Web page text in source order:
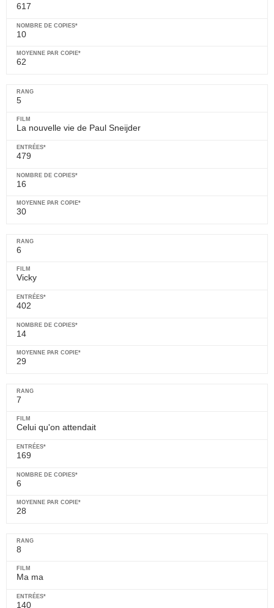
617
10
62
5
La nouvelle vie de Paul Sneijder
479
16
30
6
Vicky
402
14
29
7
Celui qu'on attendait
169
6
28
8
Ma ma
140